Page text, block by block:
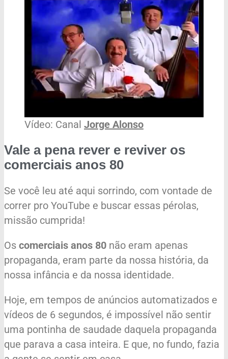
Vídeo: Canal Jorge Alonso
Vale a pena rever e reviver os
comerciais anos 80
Se você leu até aqui sorrindo, com vontade de
correr pro YouTube e buscar essas pérolas,
missão cumprida!
Os comerciais anos 80 não eram apenas
propaganda, eram parte da nossa história, da
nossa infância e da nossa identidade.
Hoje, em tempos de anúncios automatizados e
vídeos de 6 segundos, é impossível não sentir
uma pontinha de saudade daquela propaganda
que parava a casa inteira. E que, no fundo, fazia